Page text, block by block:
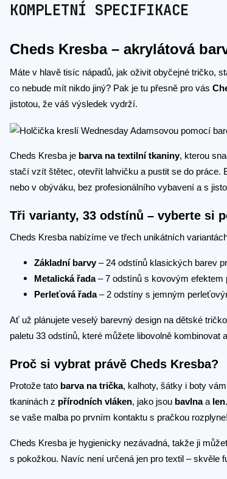
KOMPLETNÍ SPECIFIKACE
Cheds Kresba – akrylátová
Máte v hlavě tisíc nápadů, jak oživit obyčejné tričko,
co nebude mít nikdo jiný? Pak je tu přesně pro vás
jistotou, že váš výsledek vydrží.
Cheds Kresba je barva na textilní tkaniny, kterou
stačí vzít štětec, otevřít lahvičku a pustit se do práce.
nebo v obýváku, bez profesionálního vybavení a s
Tři varianty, 33 odstínů – vyberte si
Cheds Kresba nabízíme ve třech unikátních
Základní barvy– 24 odstínů klasických barev
Metalická řada– 7 odstínů s kovovým efektem
Perleťová řada– 2 odstíny s jemným
Ať už plánujete veselý barevný design na dětské
paletu 33 odstínů, které můžete libovolně kombinovat
Proč si vybrat právě Cheds Kresba?
Protože tato barva na trička, kalhoty, šátky i boty
tkaninách z přírodních vláken, jako jsou bavlnaa len
se vaše malba po prvním kontaktu s pračkou rozplyne!
Cheds Kresba je hygienicky nezávadná, takže ji
s pokožkou. Navíc není určená jen pro textil – skvěle